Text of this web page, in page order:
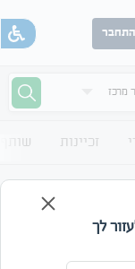
התחבר
זכיינות
לך